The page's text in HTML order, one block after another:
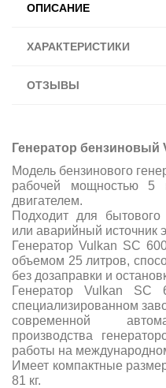
ОПИСАНИЕ
ХАРАКТЕРИСТИКИ
ОТЗЫВЫ
Генератор бензиновый
Модель бензинового
рабочей мощностью 5
двигателем.
Подходит для
или аварийный источник
Генератор Vulkan SC
объемом 25 литров,
без дозаправки и
Генератор Vulkan SC
специализированном
современной
производства
работы на
Имеет компактные
81 кг.